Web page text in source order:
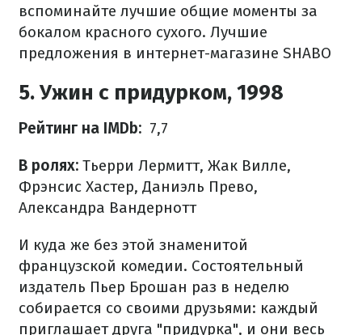
вспоминайте лучшие общие моменты за
бокалом красного сухого. Лучшие
предложения в интернет-магазине SHABO
5. Ужин с придурком, 1998
Рейтинг на IMDb: 7,7
В ролях: Тьерри Лермитт, Жак Вилле,
Фрэнсис Хастер, Даниэль Прево,
Александра Вандернотт
И куда же без этой знаменитой
французской комедии. Состоятельный
издатель Пьер Брошан раз в неделю
собирается со своими друзьями: каждый
приглашает друга "придурка", и они весь